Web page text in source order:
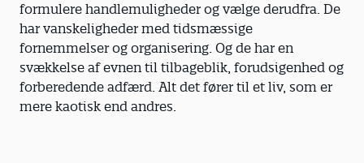
formulere handlemuligheder og vælge derudfra. De
har vanskeligheder med tidsmæssige
fornemmelser og organisering. Og de har en
svækkelse af evnen til tilbageblik, forudsigenhed og
forberedende adfærd. Alt det fører til et liv, som er
mere kaotisk end andres.